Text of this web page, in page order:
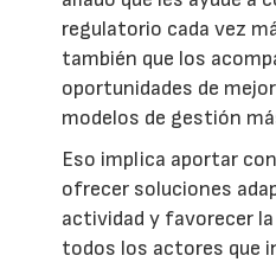
regulatorio cada vez
también que los
oportunidades de
modelos de gestión
Eso implica aportar
ofrecer soluciones
actividad y favorecer
todos los actores que